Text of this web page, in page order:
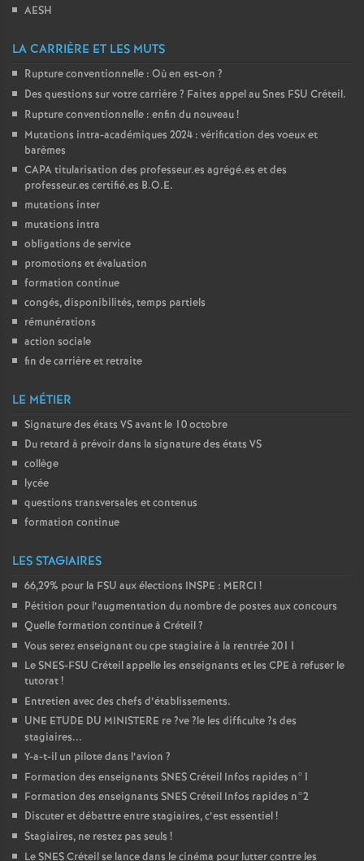
s
T
o
AESH
LA CARRIÈRE ET LES MUTS
Rupture conventionnelle : Où en est-on ?
Des questions sur votre carrière? Faites appel au Snes FSU Créteil.
Rupture conventionnelle : enfin du nouveau!
Mutations intra-académiques 2024 : vérification des voeux et
barèmes
CAPAtitularisation des professeur.es agrégé.es et des
professeur.es certifié.es B.O.E.
mutations inter
mutations intra
obligations de service
promotions et évaluation
formation continue
congés, disponibilités, temps partiels
rémunérations
action sociale
fin de carrière et retraite
LE MÉTIER
Signature des états VSavant le 10 octobre
Du retard à prévoir dans la signature des états VS
collège
lycée
questions transversales et contenus
formation continue
LES STAGIAIRES
66,29% pour la FSU aux élections INSPE : MERCI !
Pétition pour l’augmentation du nombre de postes aux concours
Quelle formation continue à Créteil?
Vous serez enseignant ou cpe stagiaire à la rentrée 2011
LeSNES-FSU Créteil appelle les enseignants et les CPE à refuser le
tutorat!
Entretien avec des chefs d’établissements.
UNE ETUDE DU MINISTERE re?ve?le les difficulte?s des
stagiaires...
Y-a-t-il un pilote dans l’avion ?
Formation des enseignants SNESCréteil Infos rapides n°1
Formation des enseignants SNESCréteil Infos rapides n°2
Discuter et débattre entre stagiaires, c’est essentiel!
Stagiaires, ne restez pas seuls !
LeSNESCréteil se lance dans le cinéma pour lutter contre les